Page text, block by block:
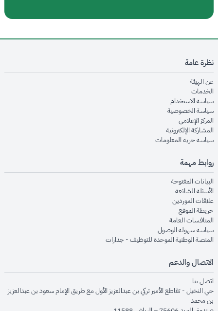
نظرة عامة
عن الهيئةopens in new window
الخدماتopens in new window
سياسة الاستخدام
سياسة الخصوصيةopens in new window
المركز الإعلاميopens in new window
المشاركة الإلكترونيةopens in new window
سياسة حرية المعلوماتopens in new window
روابط مهمة
البيانات المفتوحةopens in new window
الأسئلة الشائعةopens in new window
علاقات الموردينopens in new window
خريطة الموقعopens in new window
المنافسات العامةopens in new window
سياسة سهولة الوصولopens in new window
المنصة الوطنية الموحدة للتوظيف - جداراتopens in new window
الاتصال والدعم
اتصل بنا
حي النخيل - تقاطع الأمير تركي بن عبدالعزيز الأول مع طريق الإمام سعود بن عبدالعزيز
بن محمد